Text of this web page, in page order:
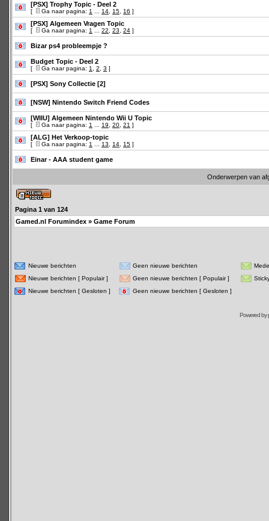
[PSX] Trophy Topic - Deel 2
[ Ga naar pagina: 1 14 15 16 ]
[PSX] Algemeen Vragen Topic
[ Ga naar pagina: 1 22 23 24 ]
Bizar ps4 probleempje ?
Budget Topic - Deel 2
[ Ga naar pagina: 1 2 3 ]
[PSX] Sony Collectie [2]
[NSW] Nintendo Switch Friend Codes
[WIIU] Algemeen Nintendo Wii U Topic
[ Ga naar pagina: 1 19 20 21 ]
[ALG] Het Verkoop-topic
[ Ga naar pagina: 1 13 14 15 ]
Einar - AAA student game
Onderwerpen van
Pagina 1 van 124
Gamed.nl Forumindex » Game Forum
Nieuwe berichten Geen nieuwe berichten
Nieuwe berichten [ Populair ]
Geen nieuwe berichten [ Populair ]
Nieuwe berichten [ Gesloten ]
Geen nieuwe berichten [ Gesloten ]
Powered by